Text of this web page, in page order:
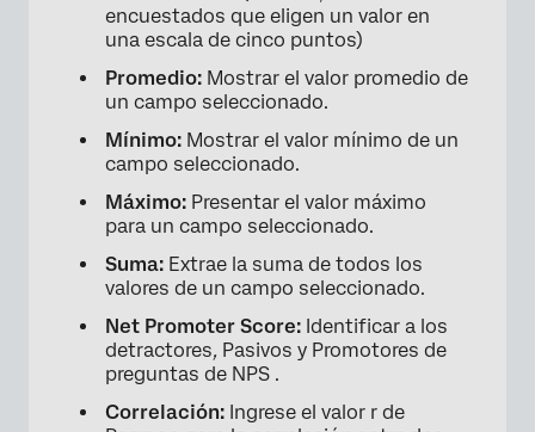
encuestados que eligen un valor en
una escala de cinco puntos)
Promedio: Mostrar el valor promedio de
un campo seleccionado.
Mínimo: Mostrar el valor mínimo de un
campo seleccionado.
Máximo: Presentar el valor máximo
para un campo seleccionado.
Suma: Extrae la suma de todos los
valores de un campo seleccionado.
Net Promoter Score: Identificar a los
detractores, Pasivos y Promotores de
preguntas de NPS .
Correlación: Ingrese el valor r de